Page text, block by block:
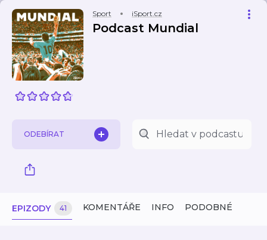
Sport iSport.cz
Podcast Mundial
ODEBÍRAT
EPIZODY 41 KOMENTÁŘE INFO PODOBNÉ